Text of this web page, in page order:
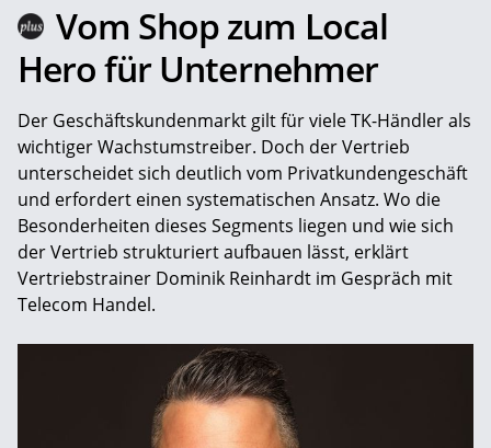
Vom Shop zum Local
Hero für Unternehmer
Der Geschäftskundenmarkt gilt für viele ­TK-Händler als
wichtiger Wachstumstreiber. Doch der Vertrieb
unterscheidet sich deutlich vom Privatkundengeschäft
und erfordert einen systematischen Ansatz. Wo die
Besonderheiten dieses Segments liegen und wie sich
der Vertrieb strukturiert aufbauen lässt, erklärt
Vertriebstrainer Dominik Reinhardt im Gespräch mit
Telecom Handel.